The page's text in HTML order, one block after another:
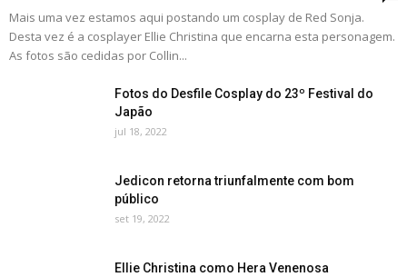
Mais uma vez estamos aqui postando um cosplay de Red Sonja.
Desta vez é a cosplayer Ellie Christina que encarna esta personagem.
As fotos são cedidas por Collin...
Fotos do Desfile Cosplay do 23º Festival do
Japão
jul 18, 2022
Jedicon retorna triunfalmente com bom
público
set 19, 2022
Ellie Christina como Hera Venenosa